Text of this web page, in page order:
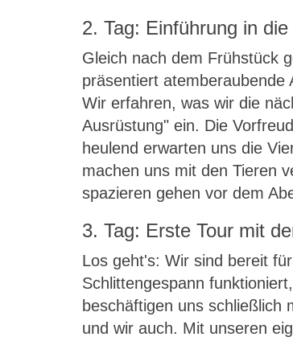
2. Tag: Einführung in
Gleich nach dem Frühstück
präsentiert atemberaubende
Wir erfahren, was wir die
Ausrüstung" ein. Die
heulend erwarten uns die
machen uns mit den Tieren
spazieren gehen vor dem
3. Tag: Erste Tour mit
Los geht's: Wir sind bereit
Schlittengespann
beschäftigen uns schließlich
und wir auch. Mit unseren